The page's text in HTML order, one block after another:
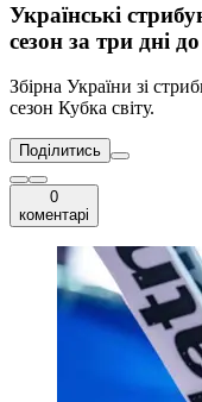
Українські
сезон за три дні
Збірна України зі
сезон Кубка світу.
Поділитись
0
коментарі